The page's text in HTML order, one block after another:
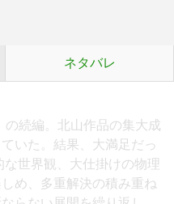
ネタバレ
の続編。北山作品の集大成
いた。結果、大満足だっ
世界観、大仕掛けの物理
め、多重解決の積み重ね